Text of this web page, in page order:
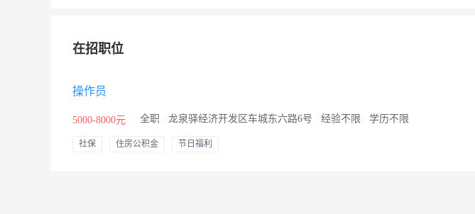
在招职位
操作员
5000-8000元 全职 龙泉驿经济开发区车城东六路6号 经验不限 学历不限
社保 住房公积金 节日福利